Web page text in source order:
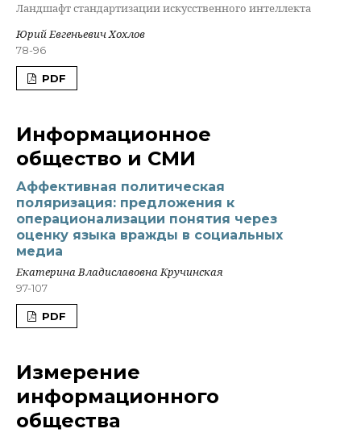
Ландшафт стандартизации искусственного интеллекта
Юрий Евгеньевич Хохлов
78-96
PDF
Информационное
общество и СМИ
Аффективная политическая
поляризация: предложения к
операционализации понятия через
оценку языка вражды в социальных
медиа
Екатерина Владиславовна Кручинская
97-107
PDF
Измерение
информационного
общества